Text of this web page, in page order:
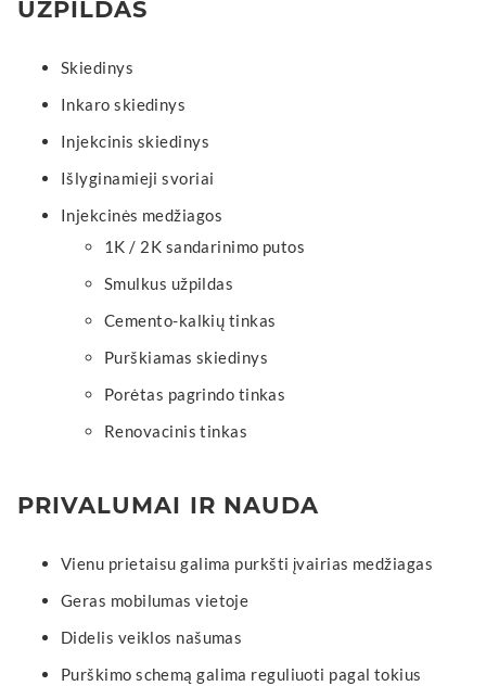
UŽPILDAS
Skiedinys
Inkaro skiedinys
Injekcinis skiedinys
Išlyginamieji svoriai
Injekcinės medžiagos
1K / 2K sandarinimo putos
Smulkus užpildas
Cemento-kalkių tinkas
Purškiamas skiedinys
Porėtas pagrindo tinkas
Renovacinis tinkas
PRIVALUMAI IR NAUDA
Vienu prietaisu galima purkšti įvairias medžiagas
Geras mobilumas vietoje
Didelis veiklos našumas
Purškimo schemą galima reguliuoti pagal tokius